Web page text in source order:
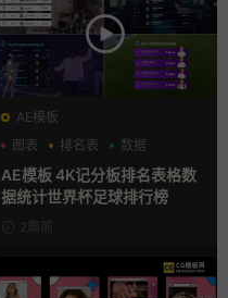
AE模板
图表
排名表 数据
AE模板 4K记分板排名表格数
据统计世界杯足球排行榜
2周前